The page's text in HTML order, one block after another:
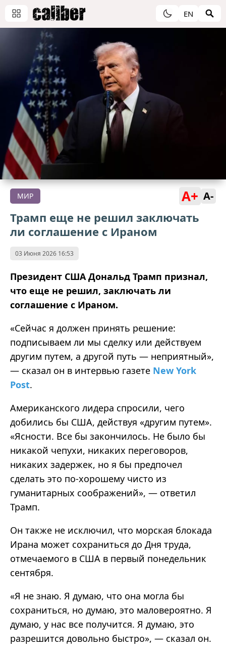
EN
МИР A+ A-
Трамп еще не решил заключать
ли соглашение с Ираном
03 Июня 2026 16:53
Президент США Дональд Трамп признал,
что еще не решил, заключать ли
соглашение с Ираном.
«Сейчас я должен принять решение:
подписываем ли мы сделку или действуем
другим путем, а другой путь — неприятный»,
— сказал он в интервью газете New York
Post.
Американского лидера спросили, чего
добились бы США, действуя «другим путем».
«Ясности. Все бы закончилось. Не было бы
никакой чепухи, никаких переговоров,
никаких задержек, но я бы предпочел
сделать это по-хорошему чисто из
гуманитарных соображений», — ответил
Трамп.
Он также не исключил, что морская блокада
Ирана может сохраниться до Дня труда,
отмечаемого в США в первый понедельник
сентября.
«Я не знаю. Я думаю, что она могла бы
сохраниться, но думаю, это маловероятно. Я
думаю, у нас все получится. Я думаю, это
разрешится довольно быстро», — сказал он.